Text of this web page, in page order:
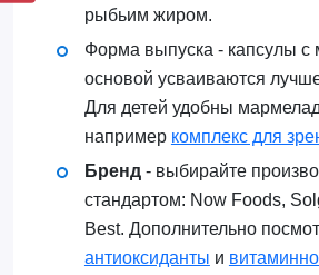
рыбьим жиром.
Форма выпуска - капсулы с
основой усваиваются
Для детей удобны
например комплекс для
Бренд- выбирайте
стандартом: Now Foods,
Best. Дополнительно
антиоксиданты и